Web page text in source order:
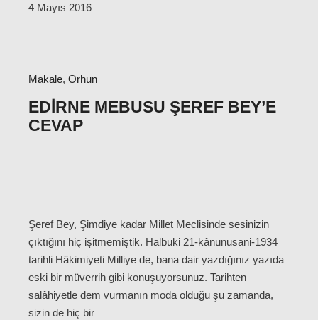
4 Mayıs 2016
Makale, Orhun
EDIRNE MEBUSU ŞEREF BEY’E
CEVAP
Şeref Bey, Şimdiye kadar Millet Meclisinde sesinizin
çıktığını hiç işitmemiştik. Halbuki 21-kânunusani-1934
tarihli Hâkimiyeti Milliye de, bana dair yazdığınız yazıda
eski bir müverrih gibi konuşuyorsunuz. Tarihten
salâhiyetle dem vurmanın moda olduğu şu zamanda,
sizin de hiç bir